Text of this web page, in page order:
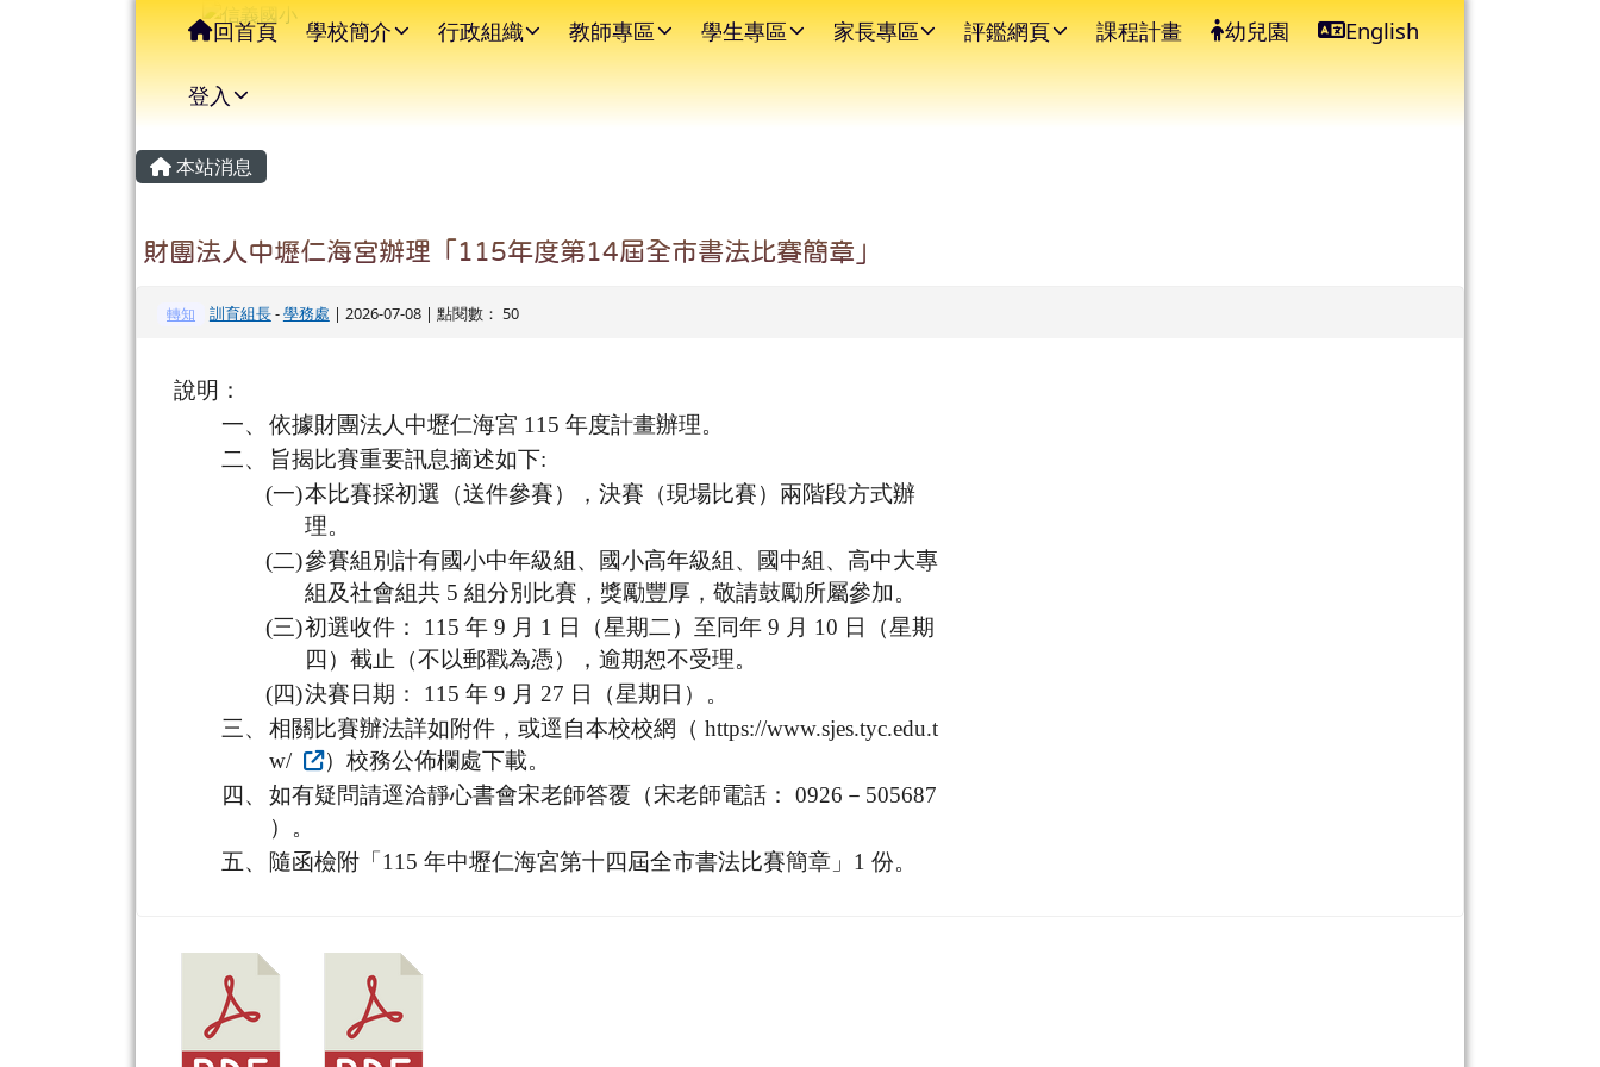
信義國小 ⏸
導覽列
回首頁 學校簡介 行政組織 教師專區 學生專區 家長專區 評鑑網頁 課程計畫 幼兒園 English
登入
主內容區域
本站消息
財團法人中壢仁海宮辦理「115年度第14屆全市書法比賽簡章」
轉知 訓育組長-學務處 | 2026-07-08 | 點閱數： 50
說明：
一、 依據財團法人中壢仁海宮 115 年度計畫辦理。
二、
旨揭比賽重要訊息摘述如下:
(一)本比賽採初選（送件參賽），決賽（現場比賽）兩階段方式辦
理。
(二)參賽組別計有國小中年級組、國小高年級組、國中組、高中大專
組及社會組共 5 組分別比賽，獎勵豐厚，敬請鼓勵所屬參加。
(三)初選收件： 115 年 9 月 1 日（星期二）至同年 9 月 10 日（星期
四）截止（不以郵戳為憑），逾期恕不受理。
(四)決賽日期： 115 年 9 月 27 日（星期日）。
三、 相關比賽辦法詳如附件，或逕自本校校網（ https://www.sjes.tyc.edu.t
w/
）校務公佈欄處下載。
四、 如有疑問請逕洽靜心書會宋老師答覆（宋老師電話： 0926－505687
）。
五、
隨函檢附「115 年中壢仁海宮第十四屆全市書法比賽簡章」1 份。
頁尾區域